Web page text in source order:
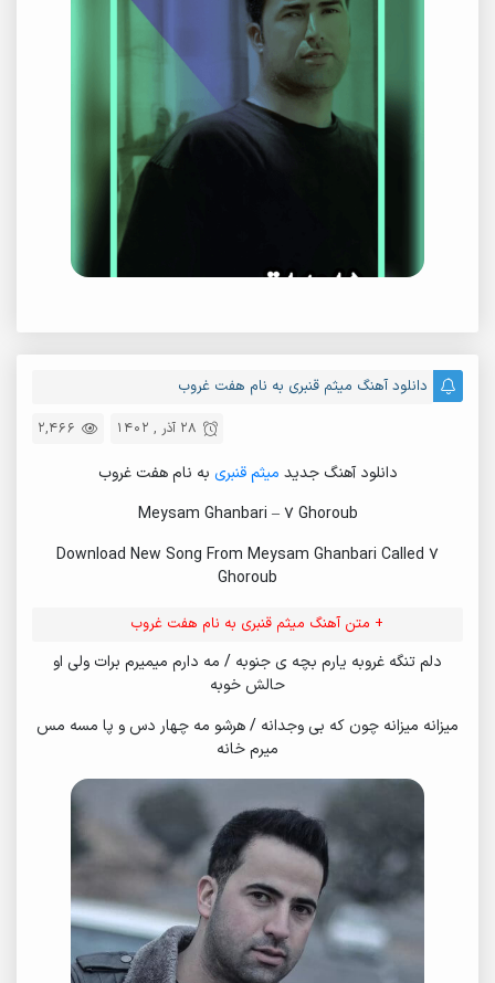
دانلود آهنگ میثم قنبری به نام هفت غروب
2,466 28 آذر , 1402
دانلود آهنگ جدید میثم قنبری به نام هفت غروب
Meysam Ghanbari – 7 Ghoroub
Download New Song From Meysam Ghanbari Called 7
Ghoroub
+ متن آهنگ میثم قنبری به نام هفت غروب
دلم تنگه غروبه یارم بچه ی جنوبه / مه دارم میمیرم برات ولی او
حالش خوبه
میزانه میزانه چون که بی وجدانه / هرشو مه چهار دس و پا مسه مس
میرم خانه